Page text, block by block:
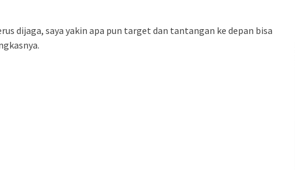
dijaga, saya yakin apa pun target dan tantangan ke depan bisa